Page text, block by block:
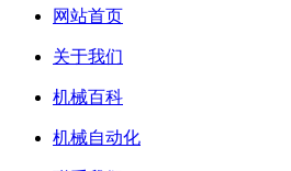
网站首页
关于我们
机械百科
机械自动化